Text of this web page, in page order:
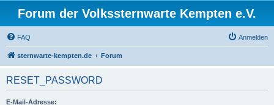
Forum der Volkssternwarte Kempten e.V.
FAQ Anmelden
sternwarte-kempten.de Forum
RESET_PASSWORD
E-Mail-Adresse: